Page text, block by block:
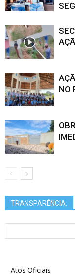
NO
TRANSPARÊNCIA:
Atos Oficiais